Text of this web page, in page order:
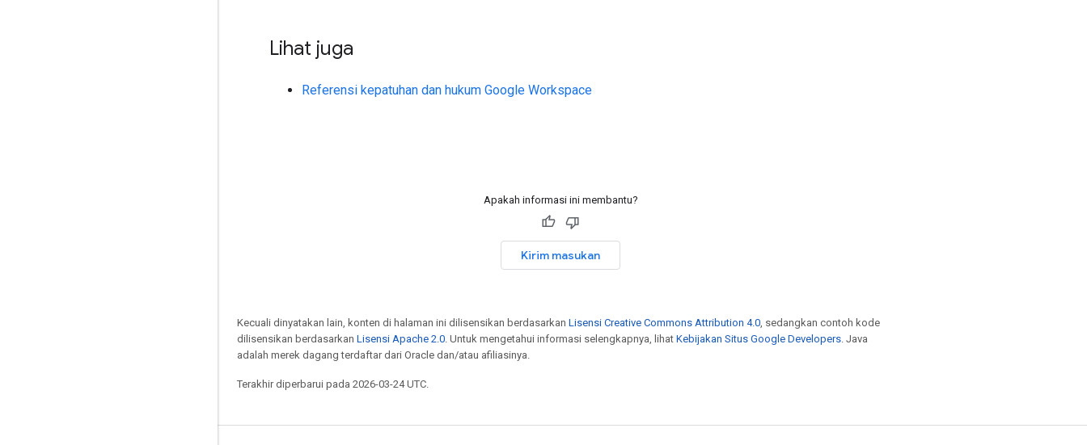
Lihat juga
Referensi kepatuhan dan hukum Google Workspace
Apakah informasi ini membantu?
Kirim masukan
Kecuali dinyatakan lain, konten di halaman ini dilisensikan berdasarkan Lisensi Creative Commons Attribution 4.0 , sedangkan contoh kode
dilisensikan berdasarkan Lisensi Apache 2.0 . Untuk mengetahui informasi selengkapnya, lihat Kebijakan Situs Google Developers . Java
adalah merek dagang terdaftar dari Oracle dan/atau afiliasinya.
Terakhir diperbarui pada 2026-03-24 UTC.